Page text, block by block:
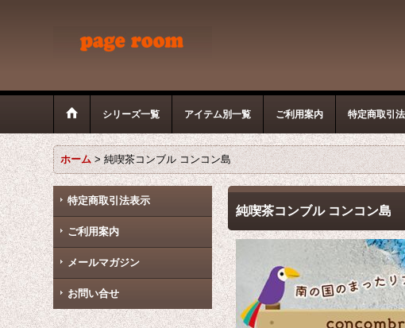
シリーズ一覧 アイテム別一覧 ご利用案内 特定商取引
ホーム > 純喫茶コンブル コンコン島
特定商取引法表示
ご利用案内
メールマガジン
お問い合せ
純喫茶コンブル コンコン島